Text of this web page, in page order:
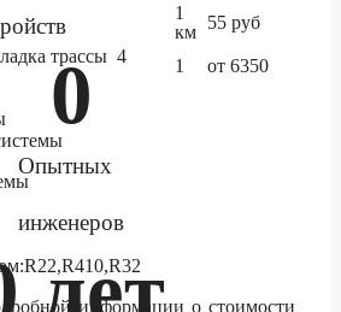
Опытных
инженеров
0
лет
1
км 55 руб
трассы 4
1 от 6350
информации о стоимости